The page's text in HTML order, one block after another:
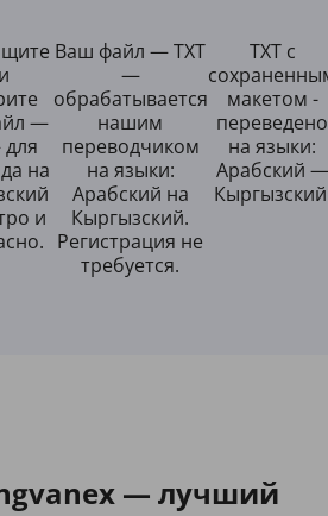
—
на
и
Ваш файл — TXT
—
обрабатывается
нашим
переводчиком
на языки:
Арабский на
Кыргызский.
Регистрация не
требуется.
TXT с
макетом -
переведено
на языки:
Арабский —
— лучший